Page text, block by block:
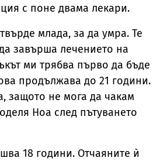
с поне двама лекари.
млада, за да умра. Те
завърша лечението на
ми трябва първо да бъде
продължава до 21 години.
защото не мога да чакам
Ноа след пътуването
18 години. Отчаяните ѝ